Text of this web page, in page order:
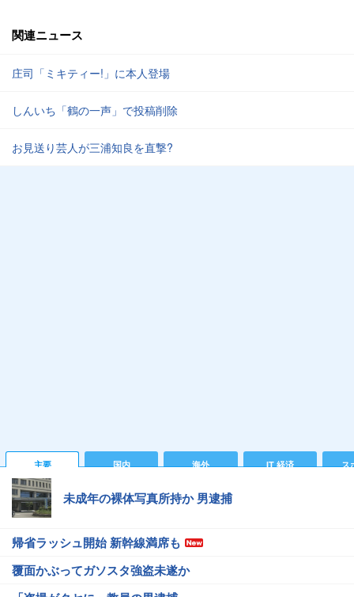
関連ニュース
庄司「ミキティー!」に本人登場
しんいち「鶴の一声」で投稿削除
お見送り芸人が三浦知良を直撃?
主要 国内 海外 IT 経済 ス
未成年の裸体写真所持か 男逮捕
帰省ラッシュ開始 新幹線満席も
覆面かぶってガソスタ強盗未遂か